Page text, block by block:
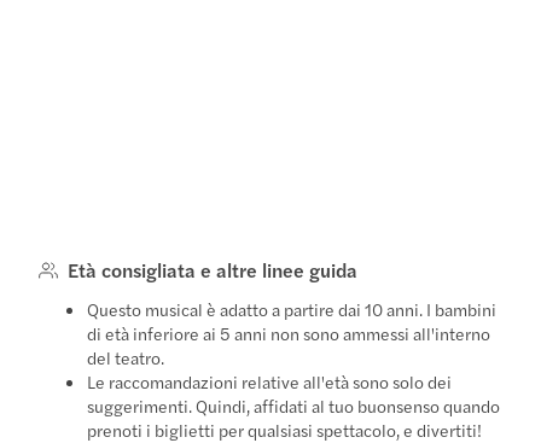
Età consigliata e altre linee guida
Questo musical è adatto a partire dai 10 anni. I bambini
di età inferiore ai 5 anni non sono ammessi all'interno
del teatro.
Le raccomandazioni relative all'età sono solo dei
suggerimenti. Quindi, affidati al tuo buonsenso quando
prenoti i biglietti per qualsiasi spettacolo, e divertiti!